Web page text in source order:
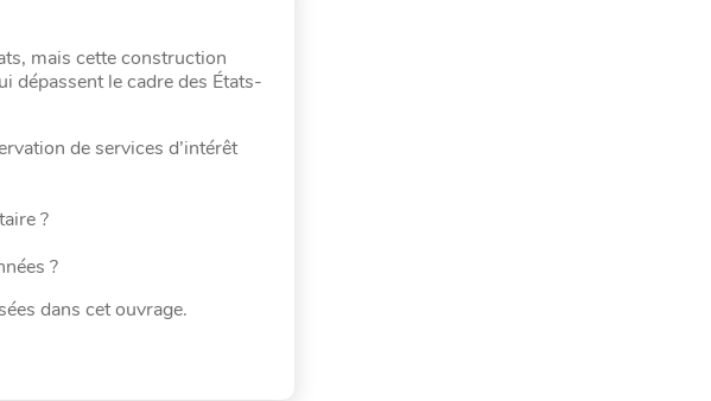
mais cette construction
dépassent le cadre des États-
de services d’intérêt
?
?
dans cet ouvrage.